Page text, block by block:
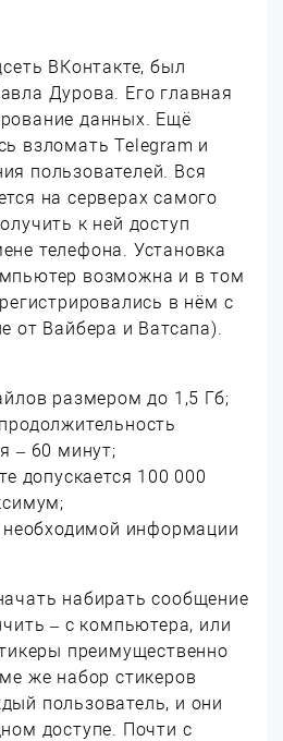
ВКонтакте, был
Дурова. Его главная
данных. Ещё
взломать Telegram и
пользователей. Вся
на серверах самого
к ней доступ
телефона. Установка
возможна и в том
в нём с
от Вайбера и Ватсапа).
размером до 1,5 Гб;
– 60 минут;
допускается 100 000
необходимой информации
набирать сообщение
– с компьютера, или
преимущественно
же набор стикеров
пользователь, и они
доступе. Почти с